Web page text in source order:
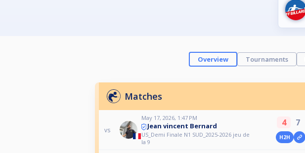
Overview Tournaments
Matches
vs
May 17, 2026, 1:47 PM
Jean vincent Bernard
US_Demi Finale N1 SUD_2025-2026 jeu de
la 9
4 7
H2H